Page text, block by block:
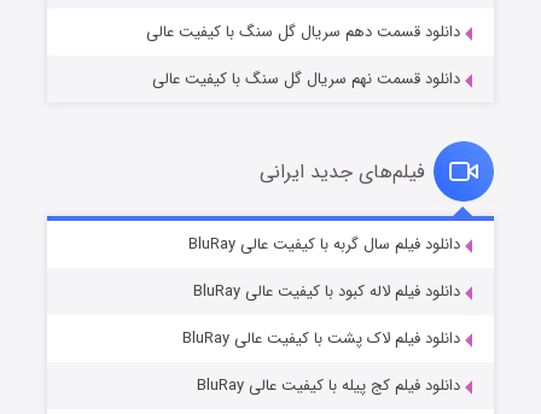
قسمت2 (زیرنویس) منتشر شد
دانلود قسمت دهم سریال گل سنگ با کیفیت عالی
دانلود قسمت نهم سریال گل سنگ با کیفیت عالی
فیلم‌های جدید ایرانی
دانلود فیلم سال گربه با کیفیت عالی BluRay
دانلود فیلم لاله کبود با کیفیت عالی BluRay
دانلود فیلم لاک پشت با کیفیت عالی BluRay
دانلود فیلم کج‌ پیله با کیفیت عالی BluRay